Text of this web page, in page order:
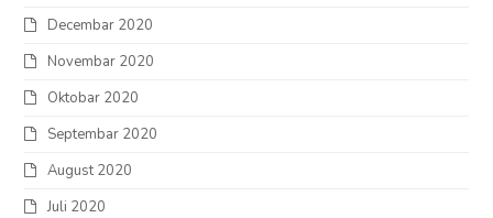
Decembar 2020
Novembar 2020
Oktobar 2020
Septembar 2020
August 2020
Juli 2020